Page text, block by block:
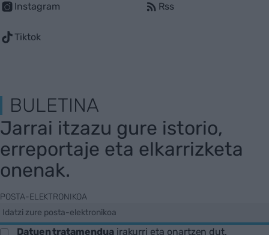
Instagram
Tiktok
Rss
BULETINA
Jarrai itzazu gure istorio,
erreportaje eta elkarrizketa
onenak.
POSTA-ELEKTRONIKOA
Datuen tratamenduairakurri eta onartzen dut.